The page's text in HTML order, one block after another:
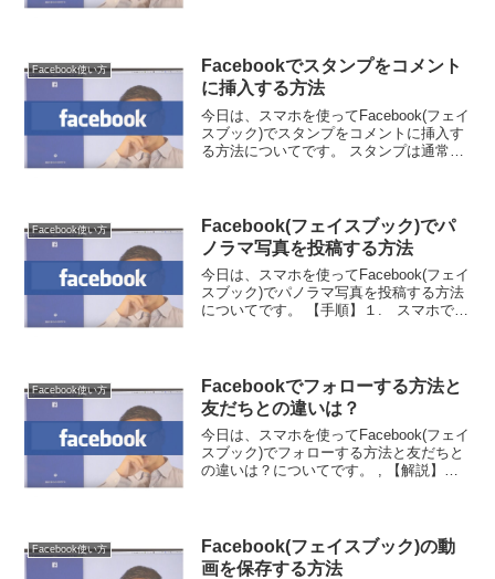
ッ...
Facebook使い方
Facebookでスタンプをコメント
に挿入する方法
今日は、スマホを使ってFacebook(フェイ
スブック)でスタンプをコメントに挿入す
る方法についてです。 スタンプは通常の
ま...
Facebook使い方
Facebook(フェイスブック)でパ
ノラマ写真を投稿する方法
今日は、スマホを使ってFacebook(フェイ
スブック)でパノラマ写真を投稿する方法
についてです。 【手順】１. スマホで
Facebook使い方
Facebookでフォローする方法と
友だちとの違いは？
今日は、スマホを使ってFacebook(フェイ
スブック)でフォローする方法と友だちと
の違いは？についてです。 , 【解説】
イ...
Facebook使い方
Facebook(フェイスブック)の動
画を保存する方法